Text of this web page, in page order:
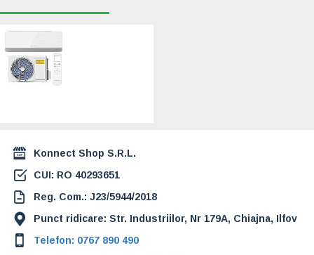
Konnect Shop S.R.L.
CUI: RO 40293651
Reg. Com.: J23/5944/2018
Punct ridicare: Str. Industriilor, Nr 179A, Chiajna, Ilfov
Telefon: 0767 890 490